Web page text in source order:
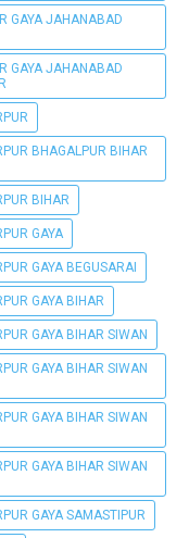
GAYA JAHANABAD
GAYA JAHANABAD
BHAGALPUR BIHAR
BIHAR
GAYA
GAYA BEGUSARAI
GAYA BIHAR
GAYA BIHAR SIWAN
GAYA BIHAR SIWAN
GAYA BIHAR SIWAN
GAYA BIHAR SIWAN
GAYA SAMASTIPUR